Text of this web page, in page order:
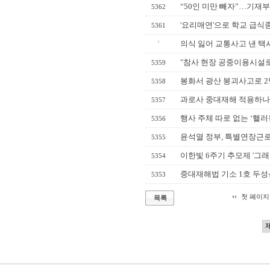
5362 “50인 미만 빼자”…기재
5361 '요리매연'으로 학교 급식
의식 잃어 교통사고 낸 택
5359 "참사 현장 공중이용시설
5358 봉화서 광산 붕괴사고로
5357 과로사 중대재해 적용하
5356 행사 주체 따로 없는 ‘핼
5355 윤석열 정부, 특별연장근
5354 이한빛 6주기 추모제 '그
5353 중대재해법 기소 1호 두
목록 첫 페이지